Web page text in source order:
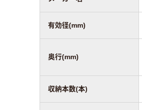
有効径(mm)
奥行(mm)
収納本数(本)